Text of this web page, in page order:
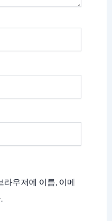
라우저에 이름, 이메